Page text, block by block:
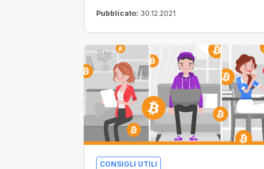
minerario. Aumenta di livello i tuoi
Pubblicato: 30.12.2021
CONSIGLI UTILI